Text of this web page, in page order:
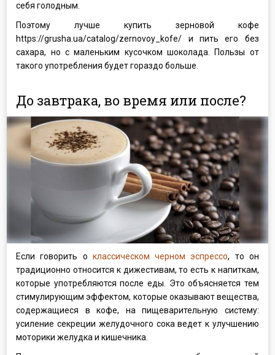
себя голодным.
Поэтому лучше купить зерновой кофе
https://grusha.ua/catalog/zernovoy_kofe/ и пить его без
сахара, но с маленьким кусочком шоколада. Пользы от
такого употребления будет гораздо больше.
До завтрака, во время или после?
Если говорить о классическом черном эспрессо, то он
традиционно относится к дижестивам, то есть к напиткам,
которые употребляются после еды. Это объясняется тем
стимулирующим эффектом, которые оказывают вещества,
содержащиеся в кофе, на пищеварительную систему:
усиление секреции желудочного сока ведет к улучшению
моторики желудка и кишечника.